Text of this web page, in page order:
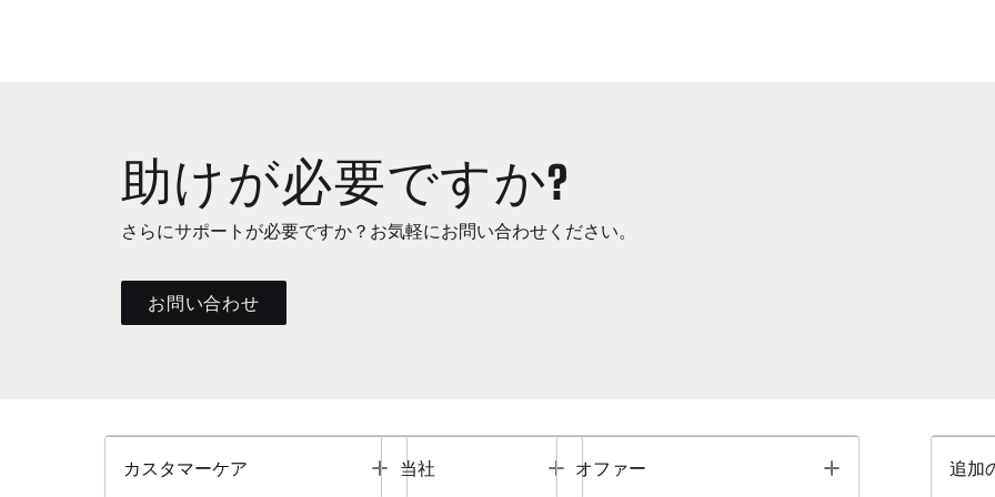
助けが必要ですか?
さらにサポートが必要ですか？お気軽にお問い合わせください。
お問い合わせ
カスタマーケア Toggle
当社 Toggle
オファー Toggle 追加